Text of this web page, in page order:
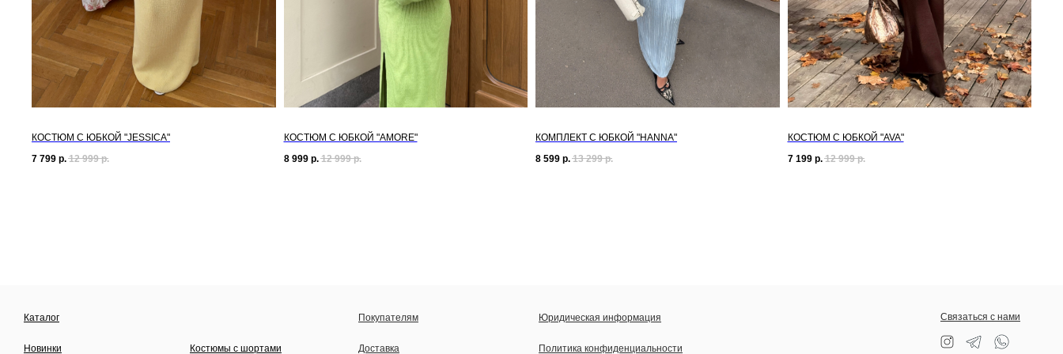
КОСТЮМ С ЮБКОЙ "JESSICA"
7 799 р. 12 999 р.
КОСТЮМ С ЮБКОЙ "AMORE"
8 999 р. 12 999 р.
КОМПЛЕКТ С ЮБКОЙ "HANNA"
8 599 р. 13 299 р.
КОСТЮМ С ЮБКОЙ "AVA"
7 199 р. 12 999 р.
Доставка Политика конфиденциальности
Новинки Костюмы с шортами
Покупателям Связаться с нами
Каталог Юридическая информация